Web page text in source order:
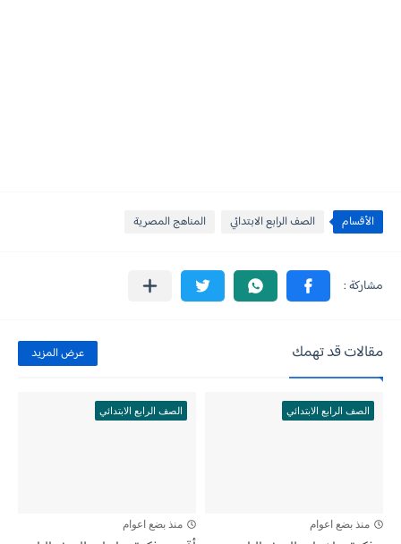
الأقسام الصف الرابع الابتدائي المناهج المصرية
مقالات قد تهمك عرض المزيد
الصف الرابع الابتدائي
منذ بضع اعوام
الصف الرابع الابتدائي
منذ بضع اعوام